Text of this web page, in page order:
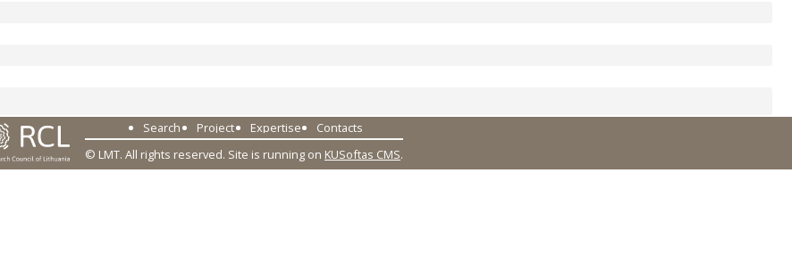
Search Project Expertise
Contacts
© LMT. All rights reserved. Site is running on KUSoftas CMS.